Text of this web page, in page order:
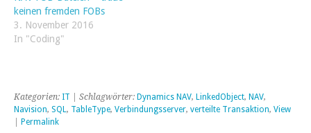
keinen fremden FOBs
3. November 2016
In "Coding"
Kategorien: IT | Schlagwörter: Dynamics NAV, LinkedObject, NAV,
Navision, SQL, TableType, Verbindungsserver, verteilte Transaktion, View
Permalink